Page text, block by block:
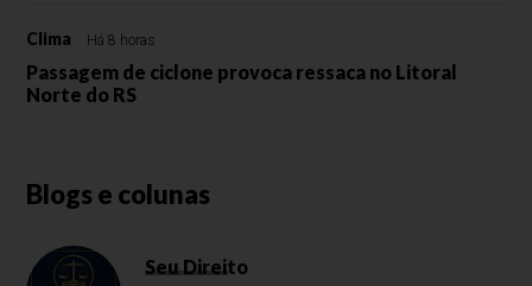
Clima Há 8 horas
Passagem de ciclone provoca ressaca no Litoral
Norte do RS
Blogs e colunas
Seu Direito